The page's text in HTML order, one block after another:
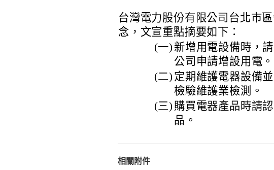
台灣電力股份有限公司台北市
念，文宣重點摘要如下：
(一) 新增用電設備時，
公司申請增設用電。
(二) 定期維護電器設備
檢驗維護業檢測。
(三) 購買電器產品時請
品。
相關附件